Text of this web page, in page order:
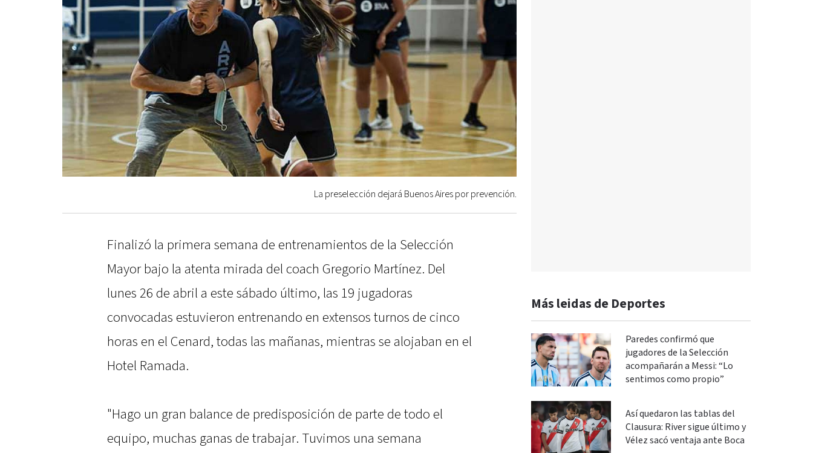
La preselección dejará Buenos Aires por prevención.
Finalizó la primera semana de entrenamientos de la Selección
Mayor bajo la atenta mirada del coach Gregorio Martínez. Del
lunes 26 de abril a este sábado último, las 19 jugadoras
convocadas estuvieron entrenando en extensos turnos de cinco
horas en el Cenard, todas las mañanas, mientras se alojaban en el
Hotel Ramada.
"Hago un gran balance de predisposición de parte de todo el
equipo, muchas ganas de trabajar. Tuvimos una semana
Más leidas de Deportes
Paredes confirmó que
jugadores de la Selección
acompañarán a Messi: “Lo
sentimos como propio”
Así quedaron las tablas del
Clausura: River sigue último y
Vélez sacó ventaja ante Boca